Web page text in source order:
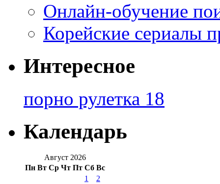
Онлайн-обучение
Корейские сериалы
Интересное
порно рулетка 18
Календарь
Август 2026
Пн Вт Ср Чт Пт Сб Вс
1
2